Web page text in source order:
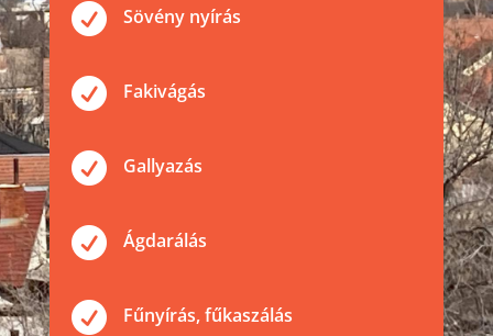
 Sövény nyírás
 Fakivágás
 Gallyazás
 Ágdarálás
 Fűnyírás, fűkaszálás